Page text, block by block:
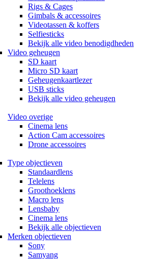
Rigs & Cages
Gimbals & accessoires
Videotassen & koffers
Selfiesticks
Bekijk alle video benodigdheden
Video geheugen
SD kaart
Micro SD kaart
Geheugenkaartlezer
USB sticks
Bekijk alle video geheugen
Video overige
Cinema lens
Action Cam accessoires
Drone accessoires
Type objectieven
Standaardlens
Telelens
Groothoeklens
Macro lens
Lensbaby
Cinema lens
Bekijk alle objectieven
Merken objectieven
Sony
Samyang